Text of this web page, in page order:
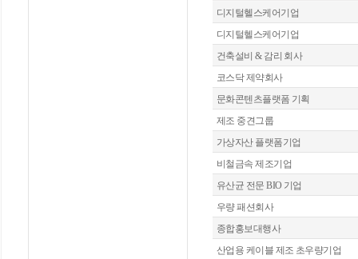
디지털헬스케어기업
디지털헬스케어기업
건축설비 & 감리 회사
코스닥 제약회사
문화콘텐츠플랫폼 기획
제조 중견그룹
가상자산 플랫폼기업
비철금속 제조기업
유산균 전문 BIO 기업
우량 패션회사
종합홍보대행사
산업용 케이블 제조 초우량기업